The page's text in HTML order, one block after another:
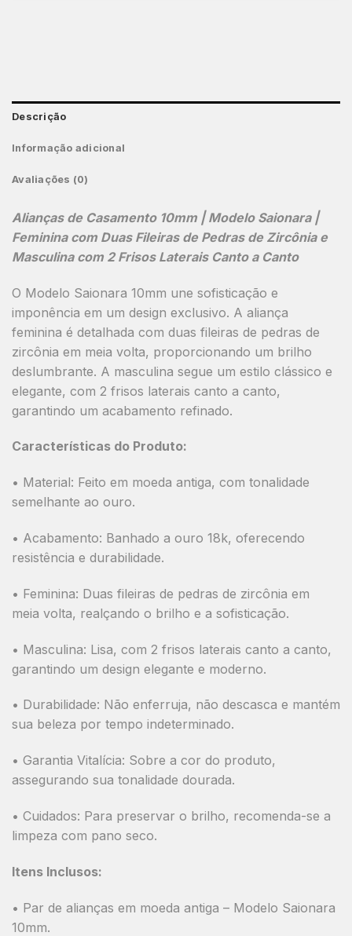
Descrição
Informação adicional
Avaliações (0)
Alianças de Casamento 10mm | Modelo Saionara |
Feminina com Duas Fileiras de Pedras de Zircôniae
Masculina com 2 Frisos Laterais Canto a Canto
O Modelo Saionara 10mm une sofisticação e
imponência em um design exclusivo. A aliança
feminina é detalhada com duas fileiras de pedras de
zircônia em meia volta, proporcionando um brilho
deslumbrante. A masculina segue um estilo clássico e
elegante, com 2 frisos laterais canto a canto,
garantindo um acabamento refinado.
Características do Produto:
• Material: Feito em moeda antiga, com tonalidade
semelhante ao ouro.
• Acabamento: Banhado a ouro 18k, oferecendo
resistência e durabilidade.
• Feminina: Duas fileiras de pedras de zircônia em
meia volta, realçando o brilho e a sofisticação.
• Masculina: Lisa, com 2 frisos laterais canto a canto,
garantindo um design elegante e moderno.
• Durabilidade: Não enferruja, não descasca e mantém
sua beleza por tempo indeterminado.
• Garantia Vitalícia: Sobre a cor do produto,
assegurando sua tonalidade dourada.
• Cuidados: Para preservar o brilho, recomenda-se a
limpeza com pano seco.
Itens Inclusos:
• Par de alianças em moeda antiga – Modelo Saionara
10mm.